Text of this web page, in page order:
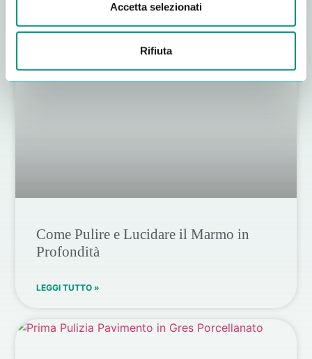
Accetta selezionati
Rifiuta
Altri consigli utili
Come Pulire e Lucidare il Marmo in
Profondità
LEGGI TUTTO »